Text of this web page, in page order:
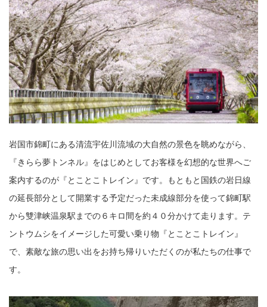
岩国市錦町にある清流宇佐川流域の大自然の景色を眺めながら、
『きらら夢トンネル』をはじめとしてお客様を幻想的な世界へご
案内するのが『とことこトレイン』です。もともと国鉄の岩日線
の延長部分として開業する予定だった未成線部分を使って錦町駅
から雙津峡温泉駅までの６キロ間を約４０分かけて走ります。テ
ントウムシをイメージした可愛い乗り物『とことこトレイン』
で、素敵な旅の思い出をお持ち帰りいただくのが私たちの仕事で
す。